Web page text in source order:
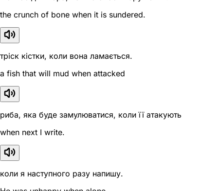
the crunch of bone when it is sundered.
тріск кістки, коли вона ламається.
a fish that will mud when attacked
риба, яка буде замулюватися, коли її атакують
when next I write.
коли я наступного разу напишу.